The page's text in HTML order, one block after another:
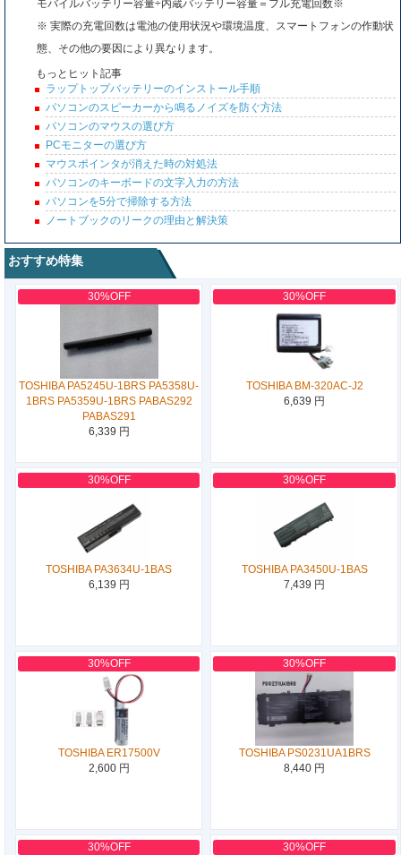
モバイルバッテリー容量÷内蔵バッテリー容量＝フル充電回数※
※ 実際の充電回数は電池の使用状況や環境温度、スマートフォンの作動状
態、その他の要因により異なります。
もっとヒット記事
ラップトップバッテリーのインストール手順
パソコンのスピーカーから鳴るノイズを防ぐ方法
パソコンのマウスの選び方
PCモニターの選び方
マウスポインタが消えた時の対処法
パソコンのキーボードの文字入力の方法
パソコンを5分で掃除する方法
ノートブックのリークの理由と解決策
おすすめ特集
30%OFF
TOSHIBA PA5245U-1BRS PA5358U-
1BRS PA5359U-1BRS PABAS292
PABAS291
6,339 円
30%OFF
TOSHIBA BM-320AC-J2
6,639 円
30%OFF
TOSHIBA PA3634U-1BAS
6,139 円
30%OFF
TOSHIBA PA3450U-1BAS
7,439 円
30%OFF
TOSHIBA ER17500V
2,600 円
30%OFF
TOSHIBA PS0231UA1BRS
8,440 円
30%OFF 30%OFF